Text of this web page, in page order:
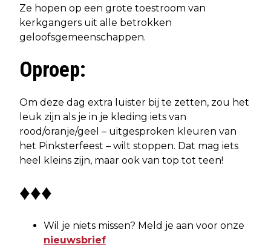
Ze hopen op een grote toestroom van
kerkgangers uit alle betrokken
geloofsgemeenschappen.
Oproep:
Om deze dag extra luister bij te zetten, zou het
leuk zijn als je in je kleding iets van
rood/oranje/geel – uitgesproken kleuren van
het Pinksterfeest – wilt stoppen. Dat mag iets
heel kleins zijn, maar ook van top tot teen!
♦♦♦
Wil je niets missen? Meld je aan voor onze
nieuwsbrief